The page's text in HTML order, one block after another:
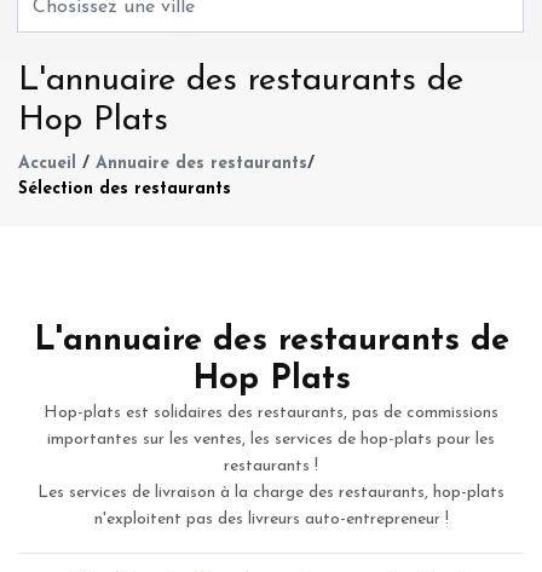
L'annuaire des restaurants de
Hop Plats
Accueil / Annuaire des restaurants/
Sélection des restaurants
L'annuaire des restaurants de
Hop Plats
Hop-plats est solidaires des restaurants, pas de commissions
importantes sur les ventes, les services de hop-plats pour les
restaurants !
Les services de livraison à la charge des restaurants, hop-plats
n'exploitent pas des livreurs auto-entrepreneur !